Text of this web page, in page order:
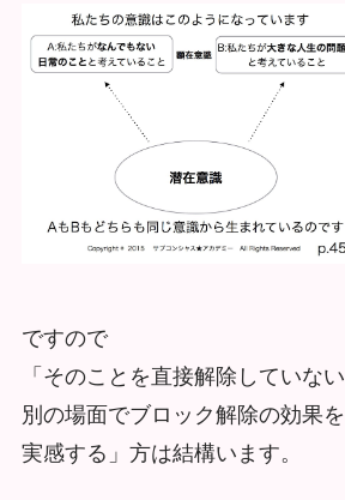
ですので
「そのことを直接解除していない
別の場面でブロック解除の効果を
実感する」方は結構います。